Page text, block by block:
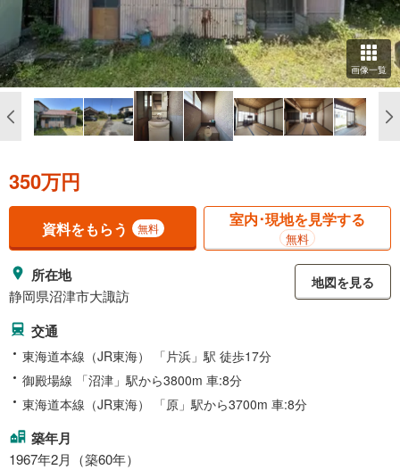
画像一覧
350万円
資料をもらう 無料 室内･現地を見学する
無料
所在地
静岡県沼津市大諏訪
地図を見る
交通
東海道本線（JR東海） 「片浜」駅 徒歩17分
御殿場線 「沼津」駅から3800m 車:8分
東海道本線（JR東海） 「原」駅から3700m 車:8分
築年月
1967年2月（築60年）